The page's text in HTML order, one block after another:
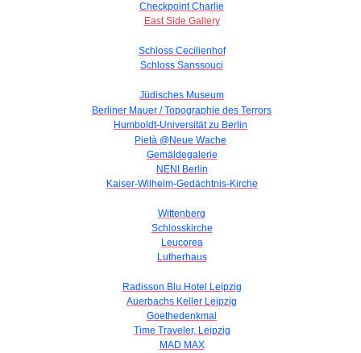
Checkpoint Charlie
East Side Gallery
Schloss Cecilienhof
Schloss Sanssouci
Jüdisches Museum
Berliner Mauer / Topographie des Terrors
Humboldt-Universität zu Berlin
Pietà @Neue Wache
Gemäldegalerie
NENI Berlin
Kaiser-Wilhelm-Gedächtnis-Kirche
Wittenberg
Schlosskirche
Leucorea
Lutherhaus
Radisson Blu Hotel Leipzig
Auerbachs Keller Leipzig
Goethedenkmal
Time Traveler, Leipzig
MAD MAX